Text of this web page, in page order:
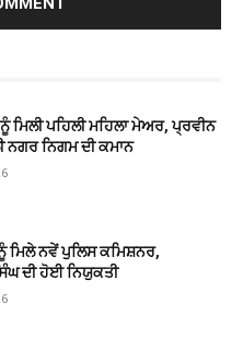
ਪਹਿਲੀ ਮਹਿਲਾ ਮੇਅਰ, ਪ੍ਰਵੀਨ
ਨਗਰ ਨਿਗਮ ਦੀ ਕਮਾਨ
ਮਿਲੇ ਨਵੇਂ ਪੁਲਿਸ ਕਮਿਸ਼ਨਰ,
ਦੀ ਹੋਈ ਨਿਯੁਕਤੀ